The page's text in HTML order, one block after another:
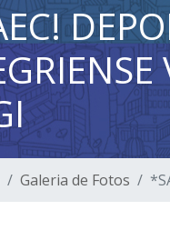
Galeria de Fotos